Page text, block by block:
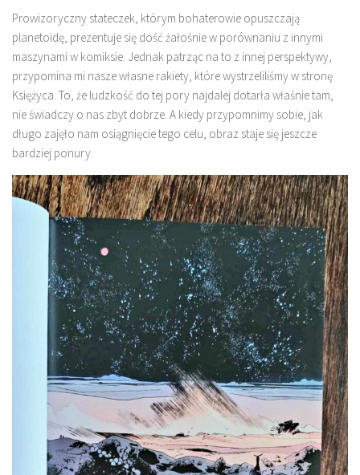
Prowizoryczny stateczek, którym bohaterowie opuszczają
planetoidę, prezentuje się dość żałośnie w porównaniu z innymi
maszynami w komiksie. Jednak patrząc na to z innej perspektywy,
przypomina mi nasze własne rakiety, które wystrzeliliśmy w stronę
Księżyca. To, że ludzkość do tej pory najdalej dotarła właśnie tam,
nie świadczy o nas zbyt dobrze. A kiedy przypomnimy sobie, jak
długo zajęło nam osiągnięcie tego celu, obraz staje się jeszcze
bardziej ponury.